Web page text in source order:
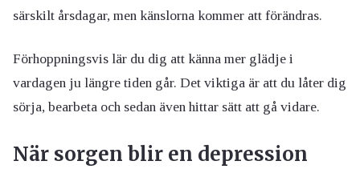
särskilt årsdagar, men känslorna kommer att förändras.
Förhoppningsvis lär du dig att känna mer glädje i
vardagen ju längre tiden går. Det viktiga är att du låter dig
sörja, bearbeta och sedan även hittar sätt att gå vidare.
När sorgen blir en depression